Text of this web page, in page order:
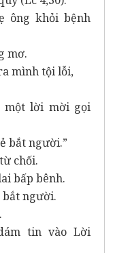
ông khỏi bệnh
mơ.
mình tội lỗi,
một lời mời gọi
bắt người.”
chối.
bấp bênh.
bắt người.
tin vào Lời